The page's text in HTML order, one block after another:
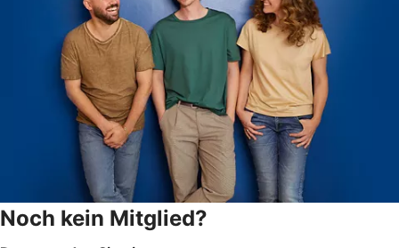
Noch kein Mitglied?